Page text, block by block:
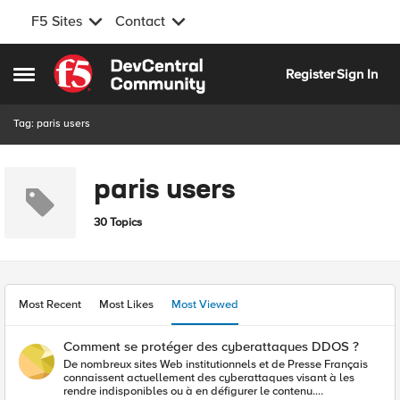
F5 Sites Contact
Open Side Menu
Skip to content
RegisterSign In
Tag: paris users
paris users
30 Topics
Most Recent Most Likes Most Viewed
Comment se protéger des cyberattaques DDOS ?
De nombreux sites Web institutionnels et de Presse Français
connaissent actuellement des cyberattaques visant à les
rendre indisponibles ou à en défigurer le contenu.